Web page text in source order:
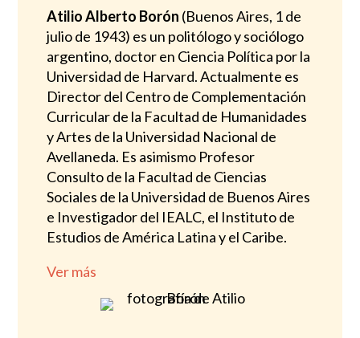
Atilio Alberto Borón (Buenos Aires, 1 de
julio de 1943) es un politólogo y sociólogo
argentino, doctor en Ciencia Política por la
Universidad de Harvard. Actualmente es
Director del Centro de Complementación
Curricular de la Facultad de Humanidades
y Artes de la Universidad Nacional de
Avellaneda. Es asimismo Profesor
Consulto de la Facultad de Ciencias
Sociales de la Universidad de Buenos Aires
e Investigador del IEALC, el Instituto de
Estudios de América Latina y el Caribe.
Ver más